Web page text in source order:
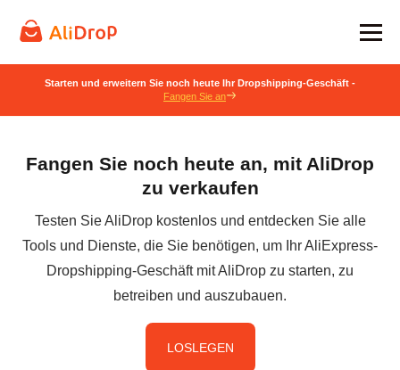
Starten und erweitern Sie noch heute Ihr Dropshipping-Geschäft -
Fangen Sie an
Fangen Sie noch heute an, mit AliDrop
zu verkaufen
Testen Sie AliDrop kostenlos und entdecken Sie alle
Tools und Dienste, die Sie benötigen, um Ihr AliExpress-
Dropshipping-Geschäft mit AliDrop zu starten, zu
betreiben und auszubauen.
LOSLEGEN